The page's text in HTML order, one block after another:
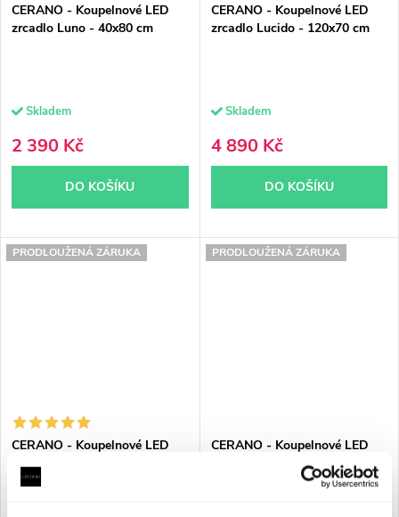
CERANO - Koupelnové LED
zrcadlo Luno - 40x80 cm
Skladem
2 390 Kč
DO KOŠÍKU
CERANO - Koupelnové LED
zrcadlo Lucido - 120x70 cm
Skladem
4 890 Kč
DO KOŠÍKU
PRODLOUŽENÁ ZÁRUKA
CERANO - Koupelnové LED
zrcadlo Specchio - Ø 80 cm
PRODLOUŽENÁ ZÁRUKA
CERANO - Koupelnové LED
zrcadlo Verido - Ø 50 cm